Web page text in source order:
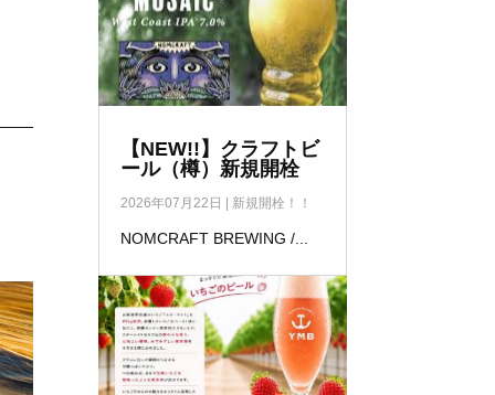
【NEW!!】クラフトビ
ール（樽）新規開栓
2026年07月22日 | 新規開栓！！
NOMCRAFT BREWING /...